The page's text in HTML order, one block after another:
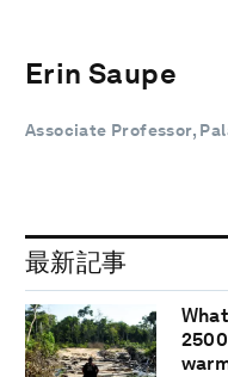
Erin Saupe
Associate Professor,
最新記事